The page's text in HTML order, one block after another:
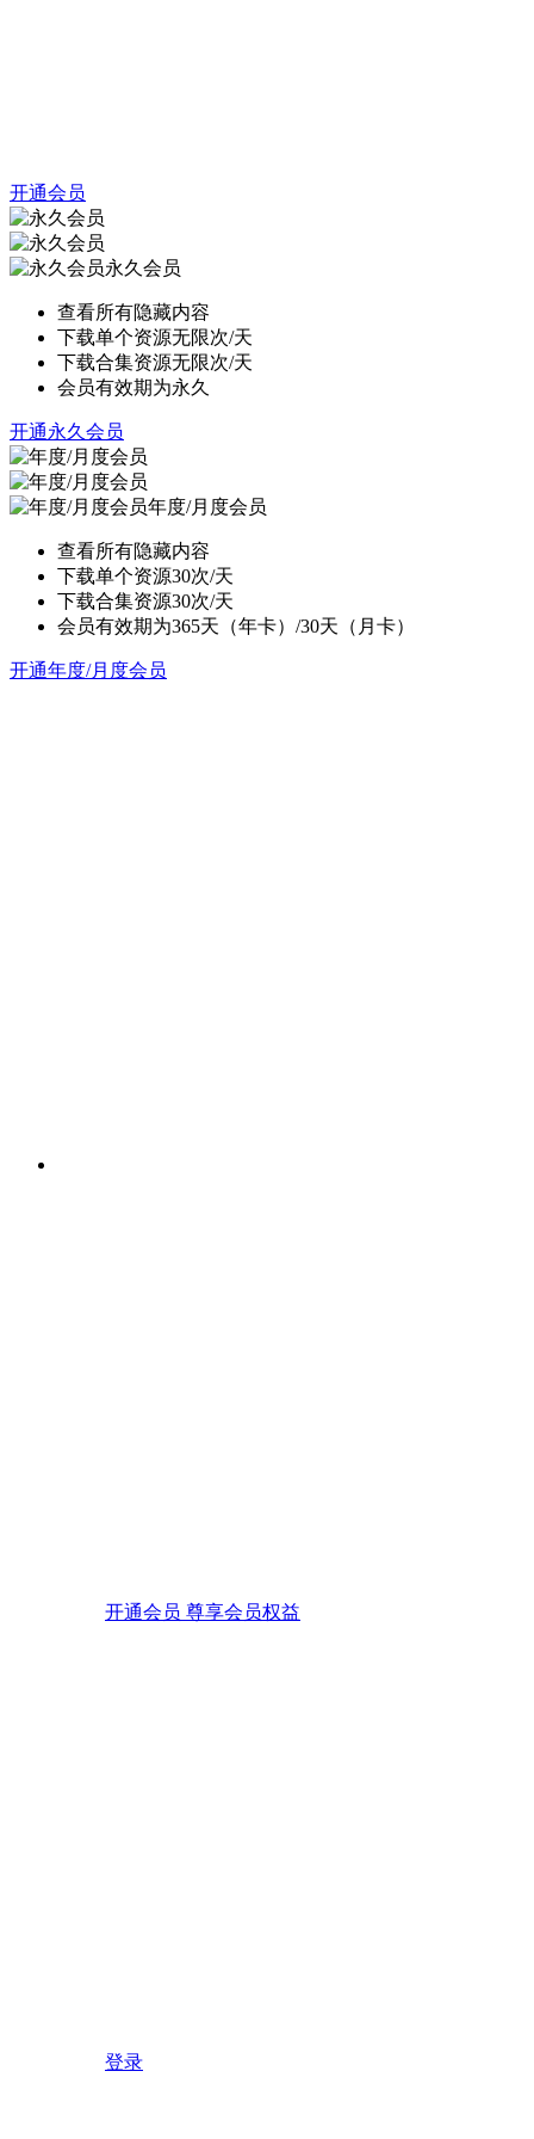
开通会员
永久会员
查看所有隐藏内容
下载单个资源无限次/天
下载合集资源无限次/天
会员有效期为永久
开通永久会员
年度/月度会员
查看所有隐藏内容
下载单个资源30次/天
下载合集资源30次/天
会员有效期为365天（年卡）/30天（月卡）
开通年度/月度会员
开通会员 尊享会员权益
登录